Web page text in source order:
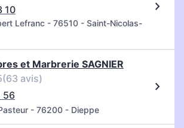
10
Lefranc - 76510 - Saint-Nicolas-
et Marbrerie SAGNIER
(63 avis)
56
- 76200 - Dieppe